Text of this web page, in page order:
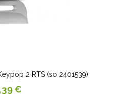
2 RTS (so 2401539)
€